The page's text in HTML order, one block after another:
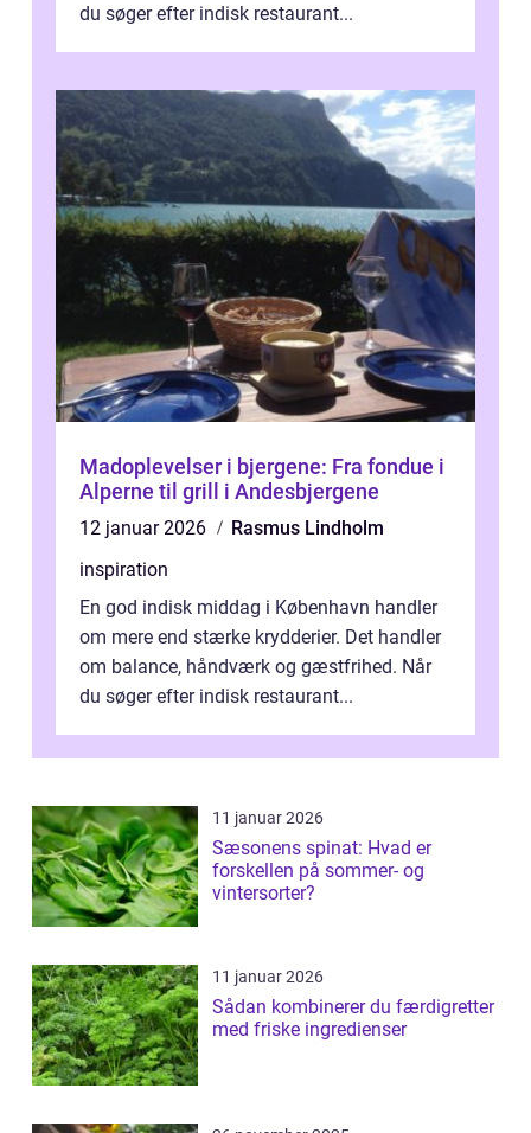
du søger efter indisk restaurant...
Madoplevelser i bjergene: Fra fondue i
Alperne til grill i Andesbjergene
12 januar 2026
Rasmus Lindholm
inspiration
En god indisk middag i København handler
om mere end stærke krydderier. Det handler
om balance, håndværk og gæstfrihed. Når
du søger efter indisk restaurant...
11 januar 2026
Sæsonens spinat: Hvad er
forskellen på sommer- og
vintersorter?
11 januar 2026
Sådan kombinerer du færdigretter
med friske ingredienser